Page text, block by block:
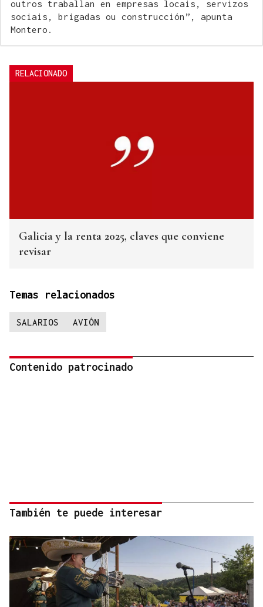
outros traballan en empresas locais, servizos
sociais, brigadas ou construcción”, apunta
Montero.
RELACIONADO
Galicia y la renta 2025, claves que conviene
revisar
Temas relacionados
SALARIOS AVIÓN
Contenido patrocinado
También te puede interesar